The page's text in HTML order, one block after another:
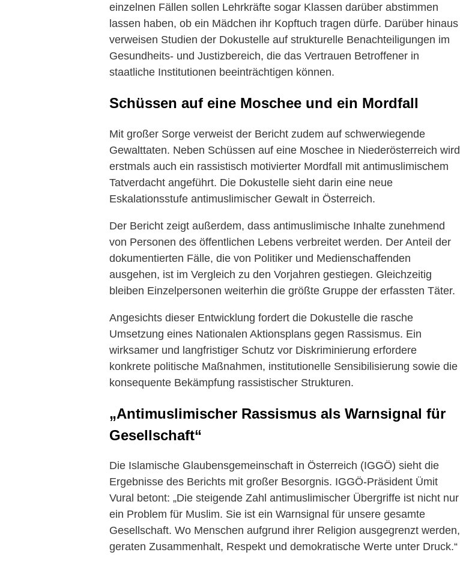
einzelnen Fällen sollen Lehrkräfte sogar Klassen darüber abstimmen
lassen haben, ob ein Mädchen ihr Kopftuch tragen dürfe. Darüber hinaus
verweisen Studien der Dokustelle auf strukturelle Benachteiligungen im
Gesundheits- und Justizbereich, die das Vertrauen Betroffener in
staatliche Institutionen beeinträchtigen können.
Schüssen auf eine Moschee und ein Mordfall
Mit großer Sorge verweist der Bericht zudem auf schwerwiegende
Gewalttaten. Neben Schüssen auf eine Moschee in Niederösterreich wird
erstmals auch ein rassistisch motivierter Mordfall mit antimuslimischem
Tatverdacht angeführt. Die Dokustelle sieht darin eine neue
Eskalationsstufe antimuslimischer Gewalt in Österreich.
Der Bericht zeigt außerdem, dass antimuslimische Inhalte zunehmend
von Personen des öffentlichen Lebens verbreitet werden. Der Anteil der
dokumentierten Fälle, die von Politiker und Medienschaffenden
ausgehen, ist im Vergleich zu den Vorjahren gestiegen. Gleichzeitig
bleiben Einzelpersonen weiterhin die größte Gruppe der erfassten Täter.
Angesichts dieser Entwicklung fordert die Dokustelle die rasche
Umsetzung eines Nationalen Aktionsplans gegen Rassismus. Ein
wirksamer und langfristiger Schutz vor Diskriminierung erfordere
konkrete politische Maßnahmen, institutionelle Sensibilisierung sowie die
konsequente Bekämpfung rassistischer Strukturen.
„Antimuslimischer Rassismus als Warnsignal für
Gesellschaft“
Die Islamische Glaubensgemeinschaft in Österreich (IGGÖ) sieht die
Ergebnisse des Berichts mit großer Besorgnis. IGGÖ-Präsident Ümit
Vural betont: „Die steigende Zahl antimuslimischer Übergriffe ist nicht nur
ein Problem für Muslim. Sie ist ein Warnsignal für unsere gesamte
Gesellschaft. Wo Menschen aufgrund ihrer Religion ausgegrenzt werden,
geraten Zusammenhalt, Respekt und demokratische Werte unter Druck.“